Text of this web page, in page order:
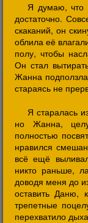
Я думаю, что
достаточно.
скаканий, он
облила её
полу, чтобы
Он стал
Жанна
стараясь не
Я старалась
но Жанна,
полностью
нравился
всё ещё
никто раньше,
доводя меня до
оставить Даню,
трепетные
перехватило